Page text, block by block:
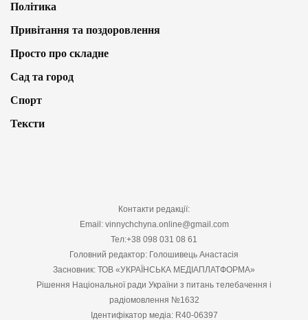
Політика
Привітання та поздоровлення
Просто про складне
Сад та город
Спорт
Тексти
Контакти редакції:
Email: vinnychchyna.online@gmail.com
Тел:+38 098 031 08 61
Головний редактор: Голошивець Анастасія
Засновник: ТОВ «УКРАЇНСЬКА МЕДІАПЛАТФОРМА»
Рішення Національної ради України з питань телебачення і
радіомовлення №1632
Ідентифікатор медіа: R40-06397